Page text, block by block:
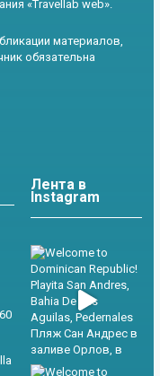
«Travellab web».
материалов,
обязательна
Лента в
Instagram